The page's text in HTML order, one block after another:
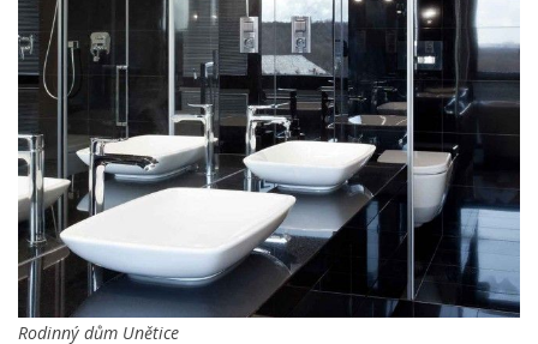
Rodinný dům Unětice